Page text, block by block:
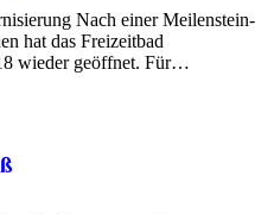
Nach einer Meilenstein-
hat das Freizeitbad
wieder geöffnet. Für…